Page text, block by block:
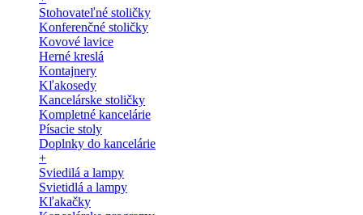
Stohovateľné stoličky
Konferenčné stoličky
Kovové lavice
Herné kreslá
Kontajnery
Kľakosedy
Kancelárske stoličky
Kompletné kancelárie
Písacie stoly
Doplnky do kancelárie
+
Sviedilá a lampy
Svietidlá a lampy
Kľakačky